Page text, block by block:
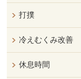
打撲
冷えむくみ改善
休息時間